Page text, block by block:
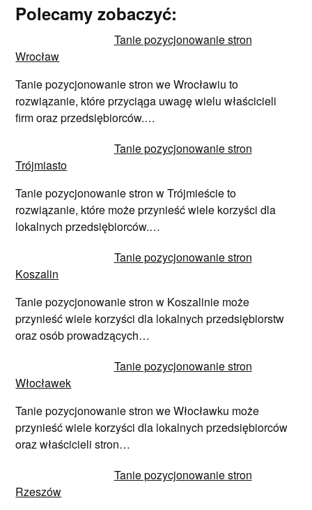
Polecamy zobaczyć:
Tanie pozycjonowanie stron
Wrocław
Tanie pozycjonowanie stron we Wrocławiu to
rozwiązanie, które przyciąga uwagę wielu właścicieli
firm oraz przedsiębiorców.…
Tanie pozycjonowanie stron
Trójmiasto
Tanie pozycjonowanie stron w Trójmieście to
rozwiązanie, które może przynieść wiele korzyści dla
lokalnych przedsiębiorców.…
Tanie pozycjonowanie stron
Koszalin
Tanie pozycjonowanie stron w Koszalinie może
przynieść wiele korzyści dla lokalnych przedsiębiorstw
oraz osób prowadzących…
Tanie pozycjonowanie stron
Włocławek
Tanie pozycjonowanie stron we Włocławku może
przynieść wiele korzyści dla lokalnych przedsiębiorców
oraz właścicieli stron…
Tanie pozycjonowanie stron
Rzeszów